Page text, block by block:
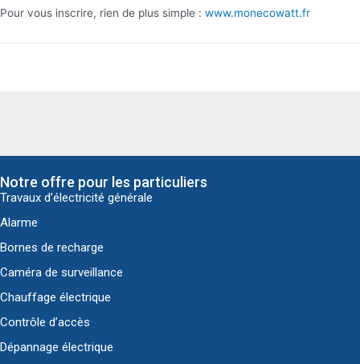
Pour vous inscrire, rien de plus simple : www.monecowatt.fr
Notre offre pour les particuliers
Travaux d’électricité générale
Alarme
Bornes de recharge
Caméra de surveillance
Chauffage électrique
Contrôle d’accès
Dépannage électrique